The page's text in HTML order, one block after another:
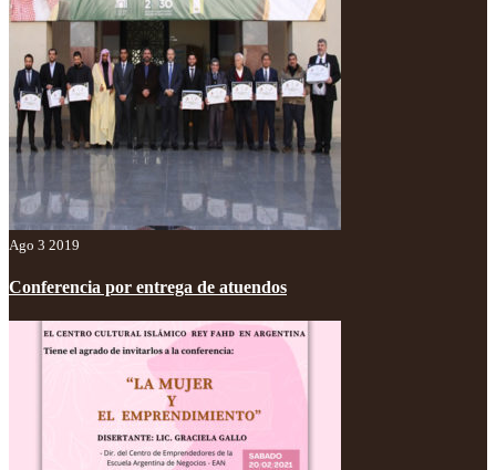
Ago 3 2019
Conferencia por entrega de atuendos